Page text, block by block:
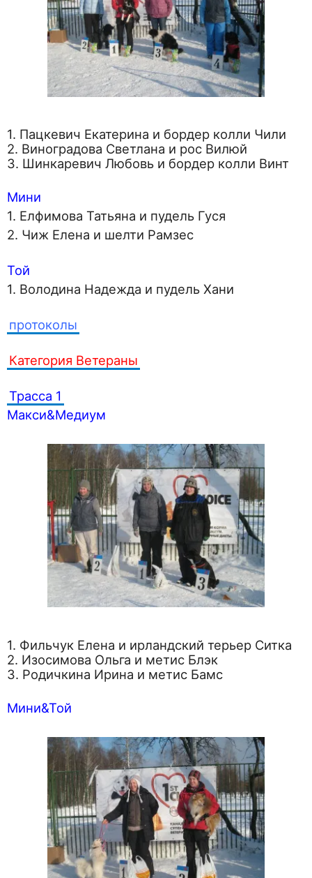
1. Пацкевич Екатерина и бордер колли Чили
2. Виноградова Светлана и рос Вилюй
3. Шинкаревич Любовь и бордер колли Винт
Мини
1. Елфимова Татьяна и пудель Гуся
2. Чиж Елена и шелти Рамзес
Той
1. Володина Надежда и пудель Хани
протоколы
Категория Ветераны
Трасса 1
Макси&Медиум
1. Фильчук Елена и ирландский терьер Ситка
2. Изосимова Ольга и метис Блэк
3. Родичкина Ирина и метис Бамс
Мини&Той